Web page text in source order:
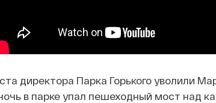
директора Парка Горького уволили
в парке упал пешеходный мост над